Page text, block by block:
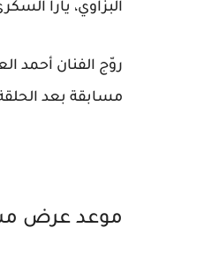
البزاوي، يارا
روّج الفنان أحمد
مسابقة بعد
موعد عرض